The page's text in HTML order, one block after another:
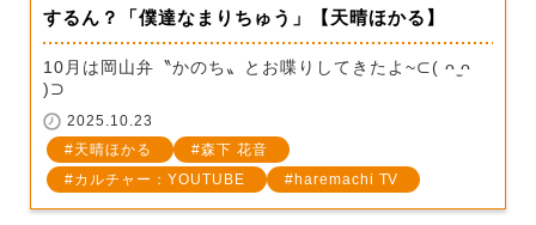
するん？「僕達なまりちゅう」【天晴ほかる】
10月は岡山弁〝かのち〟とお喋りしてきたよ~⊂( ᴖ ̫ᴖ
)⊃
2025.10.23
天晴ほかる
森下 花音
カルチャー：YOUTUBE
haremachi TV